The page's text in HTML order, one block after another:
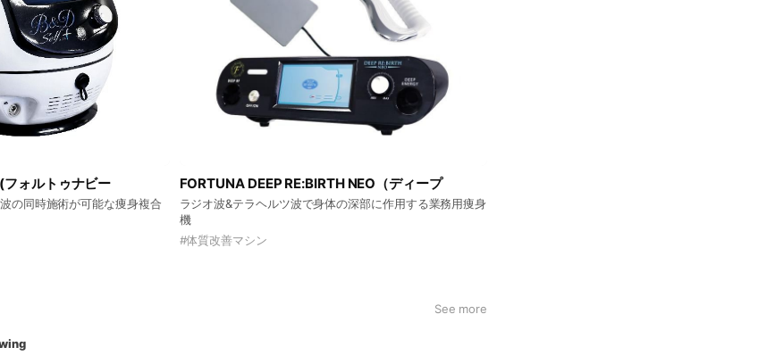
ォルトゥナビー
の同時施術が可能な痩身複合
FORTUNA DEEP RE:BIRTH NEO（ディープ
ラジオ波&テラヘルツ波で身体の深部に作用する業務用痩身
機
#体質改善マシン
See more